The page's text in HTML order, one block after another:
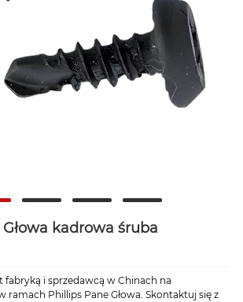
kadrowa śruba
fabryką i sprzedawcą w Chinach na
ramach Phillips Pane Głowa. Skontaktuj się z